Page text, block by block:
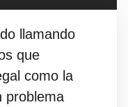
llamando
que
como la
problema